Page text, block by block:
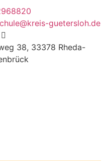
guetersloh.de
38, 33378 Rheda-